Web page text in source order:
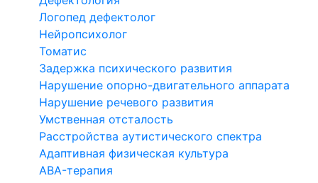
Логопед дефектолог
Нейропсихолог
Томатис
Задержка психического развития
Нарушение опорно-двигательного аппарата
Нарушение речевого развития
Умственная отсталость
Расстройства аутистического спектра
Адаптивная физическая культура
ABA-терапия